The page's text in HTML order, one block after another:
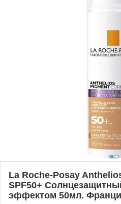
La Roche-Posay
SPF50+
эффектом 50мл.